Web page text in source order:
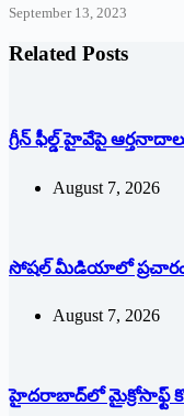
September 13, 2023
Related Posts
గ్రీన్ ఫీల్డ్ హైవేపై
August 7, 2026
సోషల్‌ ‌మీడియాలో ప్రచారంతో
August 7, 2026
హైదరాబాద్‌లో మైక్రోసాఫ్ట్